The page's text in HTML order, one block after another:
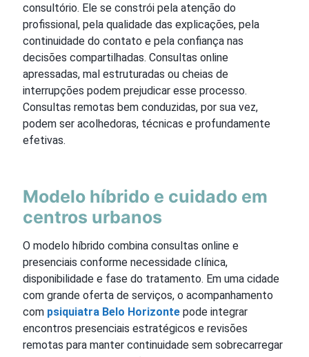
consultório. Ele se constrói pela atenção do
profissional, pela qualidade das explicações, pela
continuidade do contato e pela confiança nas
decisões compartilhadas. Consultas online
apressadas, mal estruturadas ou cheias de
interrupções podem prejudicar esse processo.
Consultas remotas bem conduzidas, por sua vez,
podem ser acolhedoras, técnicas e profundamente
efetivas.
Modelo híbrido e cuidado em
centros urbanos
O modelo híbrido combina consultas online e
presenciais conforme necessidade clínica,
disponibilidade e fase do tratamento. Em uma cidade
com grande oferta de serviços, o acompanhamento
com psiquiatra Belo Horizonte pode integrar
encontros presenciais estratégicos e revisões
remotas para manter continuidade sem sobrecarregar